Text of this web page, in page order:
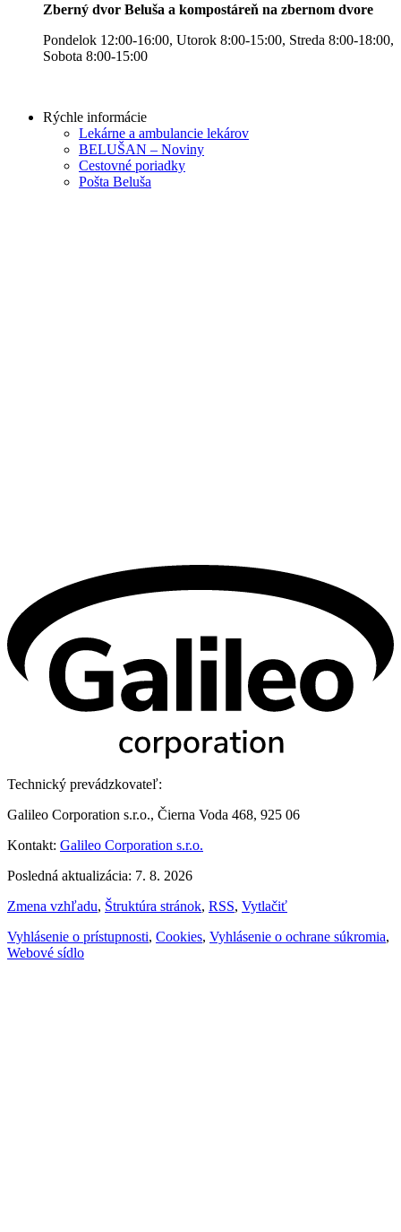
Zberný dvor Beluša a kompostáreň na zbernom dvore
Pondelok 12:00-16:00, Utorok 8:00-15:00, Streda 8:00-18:00,
Sobota 8:00-15:00
Rýchle informácie
Lekárne a ambulancie lekárov
BELUŠAN – Noviny
Cestovné poriadky
Pošta Beluša
Technický prevádzkovateľ:
Galileo Corporation s.r.o., Čierna Voda 468, 925 06
Kontakt: Galileo Corporation s.r.o.
Posledná aktualizácia: 7. 8. 2026
Zmena vzhľadu, Štruktúra stránok, RSS, Vytlačiť
Vyhlásenie o prístupnosti, Cookies, Vyhlásenie o ochrane súkromia,
Webové sídlo